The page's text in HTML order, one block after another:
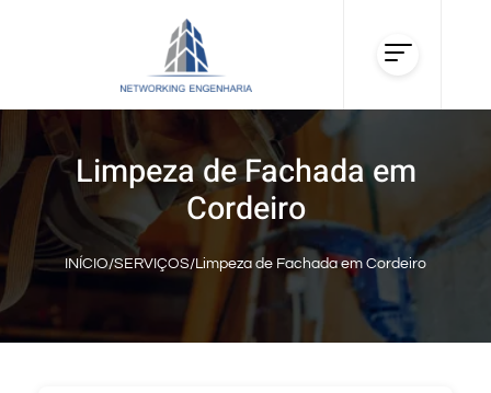
Limpeza de Fachada em
Cordeiro
INÍCIO/SERVIÇOS/Limpeza de Fachada em Cordeiro